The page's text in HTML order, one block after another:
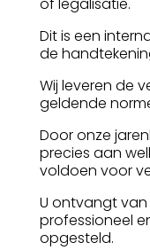
of legalisatie.
Dit is een
de
Wij leveren de
geldende
Door onze
precies aan
voldoen voor
U ontvangt
professioneel
opgesteld.